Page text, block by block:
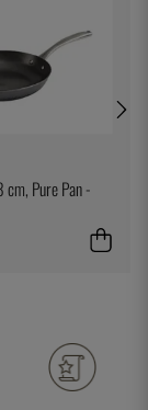
cm, Pure Pan -